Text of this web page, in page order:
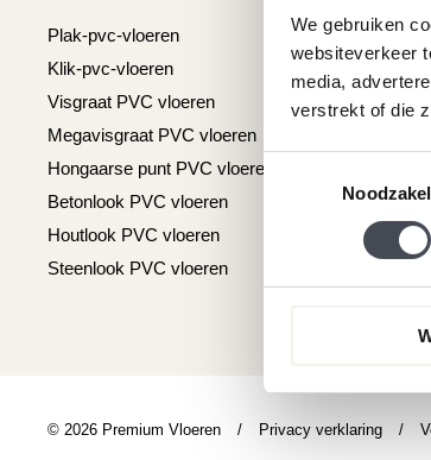
We gebruiken
websiteverkeer
media,
verstrekt of die
Toestemmingsselectie
Plak-pvc-vloeren
Klik-pvc-vloeren
Visgraat PVC vloeren
Megavisgraat PVC vloeren
Hongaarse punt PVC vloeren
Betonlook PVC vloeren
Houtlook PVC vloeren
Steenlook PVC vloeren
Over
© 2026 Premium Vloeren / Privacy verklaring /